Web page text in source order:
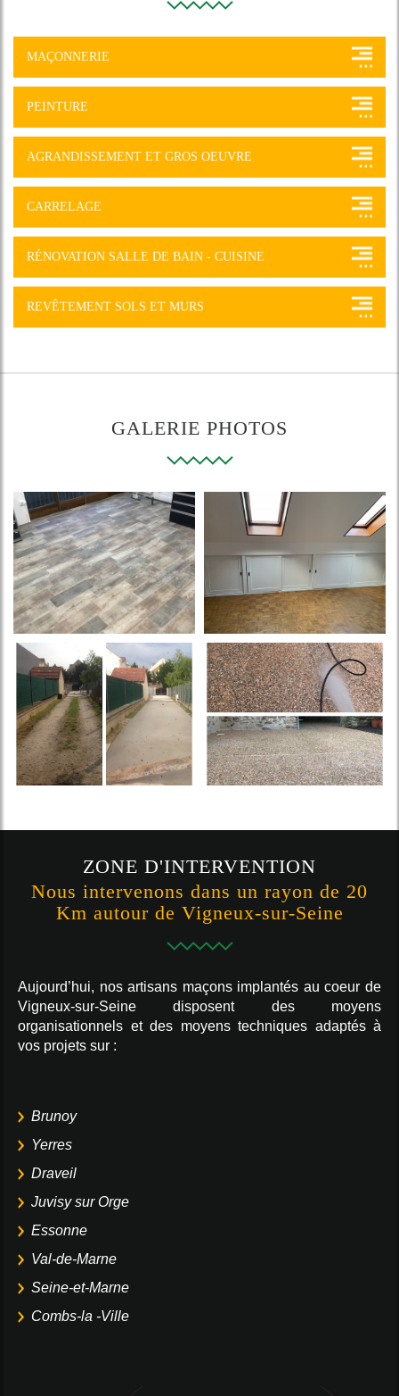
MAÇONNERIE
PEINTURE
AGRANDISSEMENT ET GROS OEUVRE
CARRELAGE
RÉNOVATION SALLE DE BAIN - CUISINE
REVÊTEMENT SOLS ET MURS
GALERIE PHOTOS
ZONE D'INTERVENTION
Nous intervenons dans un rayon de 20
Km autour de Vigneux-sur-Seine
Aujourd’hui, nos artisans maçons implantés au coeur de
Vigneux-sur-Seine disposent des moyens
organisationnels et des moyens techniques adaptés à
vos projets sur :
Brunoy
Yerres
Draveil
Juvisy sur Orge
Essonne
Val-de-Marne
Seine-et-Marne
Combs-la -Ville